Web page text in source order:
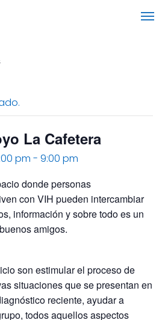
La Cafetera
pm - 9:00 pm
donde personas
con VIH pueden intercambiar
información y sobre todo es un
amigos.
son estimular el proceso de
situaciones que se presentan en
reciente, ayudar a
todos aquellos aspectos